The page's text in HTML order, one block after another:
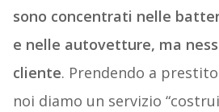
sono concentrati nelle
e nelle autovetture, ma
cliente. Prendendo a
noi diamo un servizio